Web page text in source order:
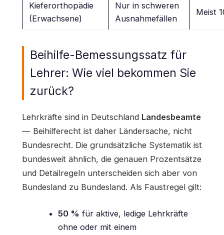
Kieferorthopädie
(Erwachsene)
Nur in schweren
Ausnahmefällen
Meist
Beihilfe-Bemessungssatz für
Lehrer: Wie viel bekommen Sie
zurück?
Lehrkräfte sind in Deutschland Landesbeamte
— Beihilferecht ist daher Ländersache, nicht
Bundesrecht. Die grundsätzliche Systematik ist
bundesweit ähnlich, die genauen Prozentsätze
und Detailregeln unterscheiden sich aber von
Bundesland zu Bundesland. Als Faustregel gilt:
50 % für aktive, ledige Lehrkräfte
ohne oder mit einem